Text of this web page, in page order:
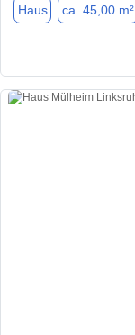
Haus ca. 45,00 m²